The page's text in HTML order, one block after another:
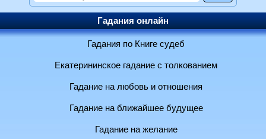
Гадания онлайн
Гадания по Книге судеб
Екатерининское гадание с толкованием
Гадание на любовь и отношения
Гадание на ближайшее будущее
Гадание на желание